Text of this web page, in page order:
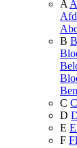
A
B
C
D
E
F